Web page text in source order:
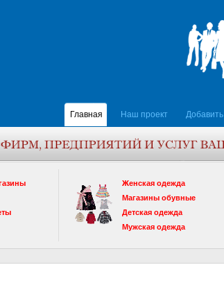
Главная Наш проект Добавить
Женская одежда
Магазины обувные
Детская одежда
Мужская одежда